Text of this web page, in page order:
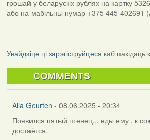
грошай у беларускіх рублях на картку
або на мабільны нумар +375 445 402691
Увайдзіцеці зарэгіструйцеся каб
COMMENTS
Alla Geurten - 08.06.2025 - 20:34
Появился пятый птенец... еды ему , к
достаётся.